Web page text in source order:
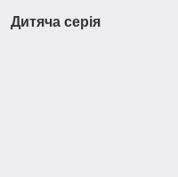
Дитяча серія